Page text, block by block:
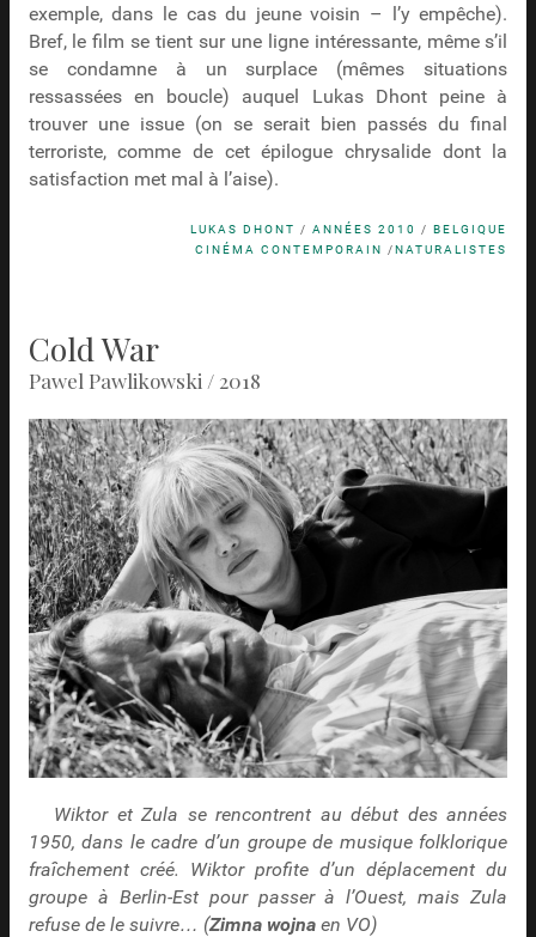
exemple, dans le cas du jeune voisin – l’y empêche).
Bref, le film se tient sur une ligne intéressante, même s’il
se condamne à un surplace (mêmes situations
ressassées en boucle) auquel Lukas Dhont peine à
trouver une issue (on se serait bien passés du final
terroriste, comme de cet épilogue chrysalide dont la
satisfaction met mal à l’aise).
LUKAS DHONT /ANNÉES 2010 /BELGIQUE
CINÉMA CONTEMPORAIN /NATURALISTES
Cold War
Pawel Pawlikowski / 2018
Wiktor et Zula se rencontrent au début des années
1950, dans le cadre d’un groupe de musique folklorique
fraîchement créé. Wiktor profite d’un déplacement du
groupe à Berlin-Est pour passer à l’Ouest, mais Zula
refuse de le suivre… (Zimna wojnaen VO)